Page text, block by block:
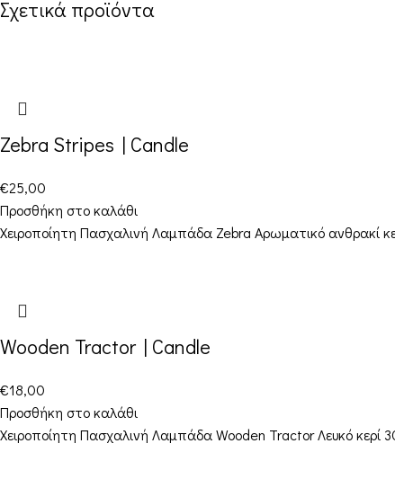
Σχετικά προϊόντα
Zebra Stripes | Candle
€25,00
Προσθήκη στο καλάθι
Χειροποίητη Πασχαλινή Λαμπάδα Zebra Αρωματικό ανθρακί
Wooden Tractor | Candle
€18,00
Προσθήκη στο καλάθι
Χειροποίητη Πασχαλινή Λαμπάδα Wooden Tractor Λευκό κερί